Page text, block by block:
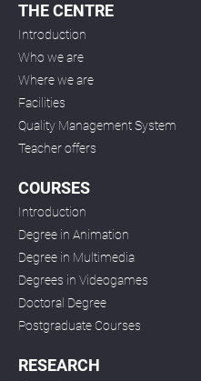
THE CENTRE
Introduction
Who we are
Where we are
Facilities
Quality Management System
Teacher offers
COURSES
Introduction
Degree in Animation
Degree in Multimedia
Degrees in Videogames
Doctoral Degree
Postgraduate Courses
RESEARCH